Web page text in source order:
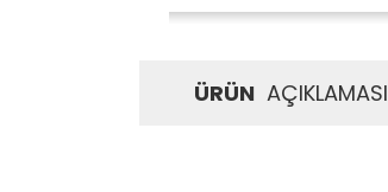
ÜRÜN AÇIKLAMASI